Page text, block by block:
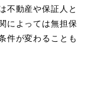
不動産や保証人と
によっては無担保
件が変わることも